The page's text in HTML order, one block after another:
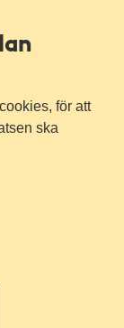
för att
ska